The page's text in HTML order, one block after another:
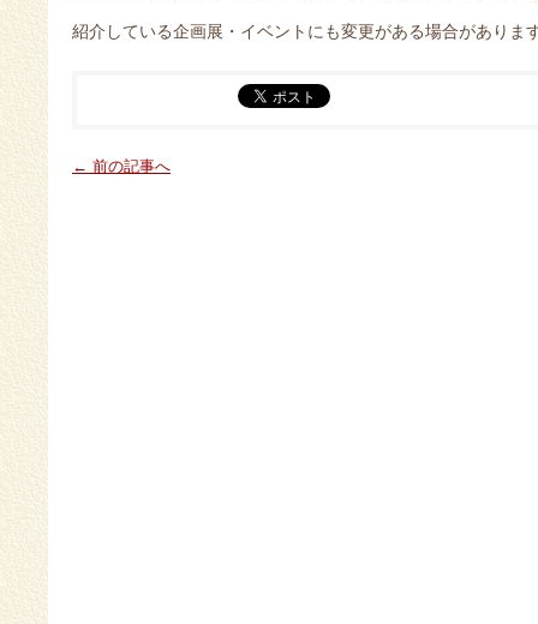
紹介している企画展・イベントにも変更がある場合がありま
← 前の記事へ